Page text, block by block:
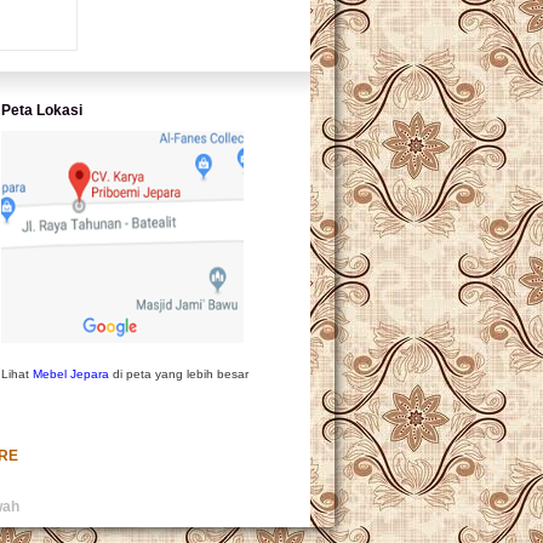
Peta Lokasi
Lihat Mebel Jepara di peta yang lebih besar